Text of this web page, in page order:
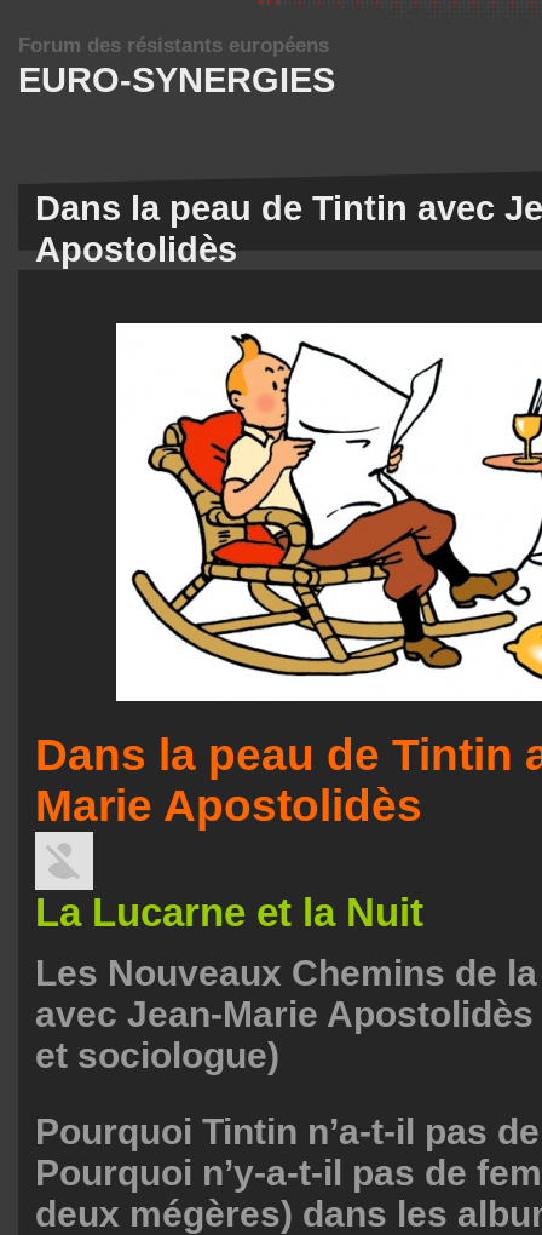
EURO-SYNERGIES
Forum des résistants européens
Dans la peau de Tintin avec
Apostolidès
Dans la peau de Tintin
Marie Apostolidès
La Lucarne et la Nuit
Les Nouveaux Chemins de
avec Jean-Marie
et sociologue)
Pourquoi Tintin n’a-t-il pas
Pourquoi n’y-a-t-il pas de
deux mégères) dans les